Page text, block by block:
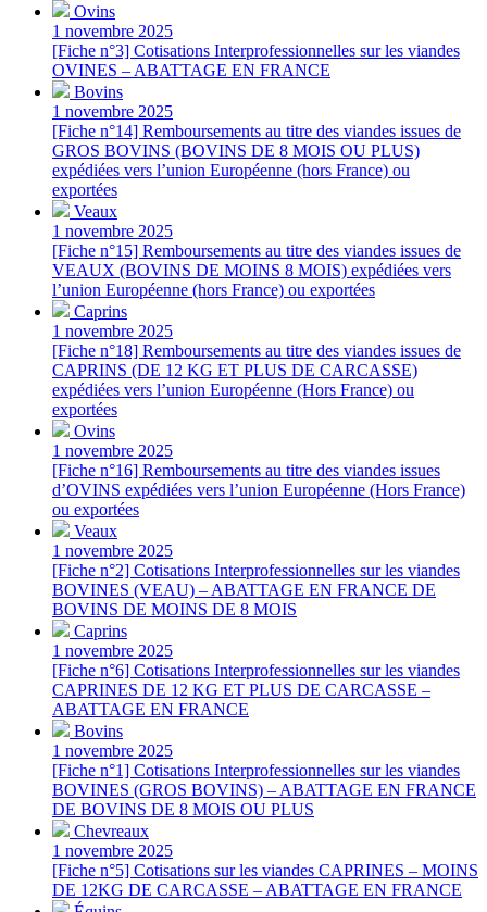
Ovins
1 novembre 2025
[Fiche n°3] Cotisations Interprofessionnelles sur les viandes
OVINES – ABATTAGE EN FRANCE
Bovins
1 novembre 2025
[Fiche n°14] Remboursements au titre des viandes issues de
GROS BOVINS (BOVINS DE 8 MOIS OU PLUS)
expédiées vers l’union Européenne (hors France) ou
exportées
Veaux
1 novembre 2025
[Fiche n°15] Remboursements au titre des viandes issues de
VEAUX (BOVINS DE MOINS 8 MOIS) expédiées vers
l’union Européenne (hors France) ou exportées
Caprins
1 novembre 2025
[Fiche n°18] Remboursements au titre des viandes issues de
CAPRINS (DE 12 KG ET PLUS DE CARCASSE)
expédiées vers l’union Européenne (Hors France) ou
exportées
Ovins
1 novembre 2025
[Fiche n°16] Remboursements au titre des viandes issues
d’OVINS expédiées vers l’union Européenne (Hors France)
ou exportées
Veaux
1 novembre 2025
[Fiche n°2] Cotisations Interprofessionnelles sur les viandes
BOVINES (VEAU) – ABATTAGE EN FRANCE DE
BOVINS DE MOINS DE 8 MOIS
Caprins
1 novembre 2025
[Fiche n°6] Cotisations Interprofessionnelles sur les viandes
CAPRINES DE 12 KG ET PLUS DE CARCASSE –
ABATTAGE EN FRANCE
Bovins
1 novembre 2025
[Fiche n°1] Cotisations Interprofessionnelles sur les viandes
BOVINES (GROS BOVINS) – ABATTAGE EN FRANCE
DE BOVINS DE 8 MOIS OU PLUS
Chevreaux
1 novembre 2025
[Fiche n°5] Cotisations sur les viandes CAPRINES – MOINS
DE 12KG DE CARCASSE – ABATTAGE EN FRANCE